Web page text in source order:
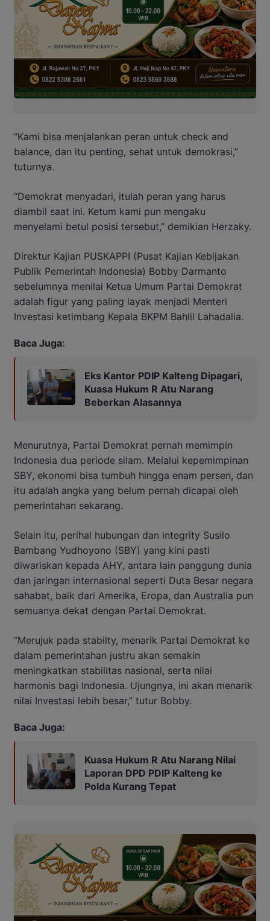
“Kami bisa menjalankan peran untuk check and
balance, dan itu penting, sehat untuk demokrasi,”
tuturnya.
“Demokrat menyadari, itulah peran yang harus
diambil saat ini. Ketum kami pun mengaku
menyelami betul posisi tersebut,” demikian Herzaky.
Direktur Kajian PUSKAPPI (Pusat Kajian Kebijakan
Publik Pemerintah Indonesia) Bobby Darmanto
sebelumnya menilai Ketua Umum Partai Demokrat
adalah figur yang paling layak menjadi Menteri
Investasi ketimbang Kepala BKPM Bahlil Lahadalia.
Baca Juga:
Eks Kantor PDIP Kalteng Dipagari,
Kuasa Hukum R Atu Narang
Beberkan Alasannya
Menurutnya, Partai Demokrat pernah memimpin
Indonesia dua periode silam. Melalui kepemimpinan
SBY, ekonomi bisa tumbuh hingga enam persen, dan
itu adalah angka yang belum pernah dicapai oleh
pemerintahan sekarang.
Selain itu, perihal hubungan dan integrity Susilo
Bambang Yudhoyono (SBY) yang kini pasti
diwariskan kepada AHY, antara lain panggung dunia
dan jaringan internasional seperti Duta Besar negara
sahabat, baik dari Amerika, Eropa, dan Australia pun
semuanya dekat dengan Partai Demokrat.
“Merujuk pada stabilty, menarik Partai Demokrat ke
dalam pemerintahan justru akan semakin
meningkatkan stabilitas nasional, serta nilai
harmonis bagi Indonesia. Ujungnya, ini akan menarik
nilai Investasi lebih besar,” tutur Bobby.
Baca Juga:
Kuasa Hukum R Atu Narang Nilai
Laporan DPD PDIP Kalteng ke
Polda Kurang Tepat